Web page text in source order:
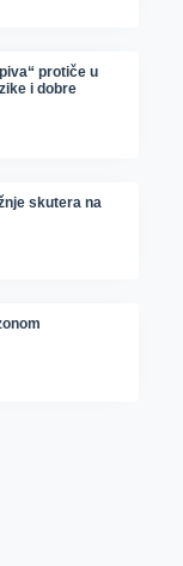
protiče u
i dobre
skutera na